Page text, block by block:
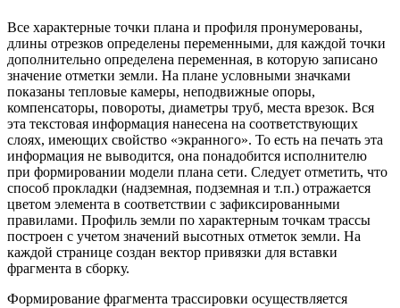
Все характерные точки плана и профиля пронумерованы,
длины отрезков определены переменными, для каждой точки
дополнительно определена переменная, в которую записано
значение отметки земли. На плане условными значками
показаны тепловые камеры, неподвижные опоры,
компенсаторы, повороты, диаметры труб, места врезок. Вся
эта текстовая информация нанесена на соответствующих
слоях, имеющих свойство «экранного». То есть на печать эта
информация не выводится, она понадобится исполнителю
при формировании модели плана сети. Следует отметить, что
способ прокладки (надземная, подземная и т.п.) отражается
цветом элемента в соответствии с зафиксированными
правилами. Профиль земли по характерным точкам трассы
построен с учетом значений высотных отметок земли. На
каждой странице создан вектор привязки для вставки
фрагмента в сборку.
Формирование фрагмента трассировки осуществляется